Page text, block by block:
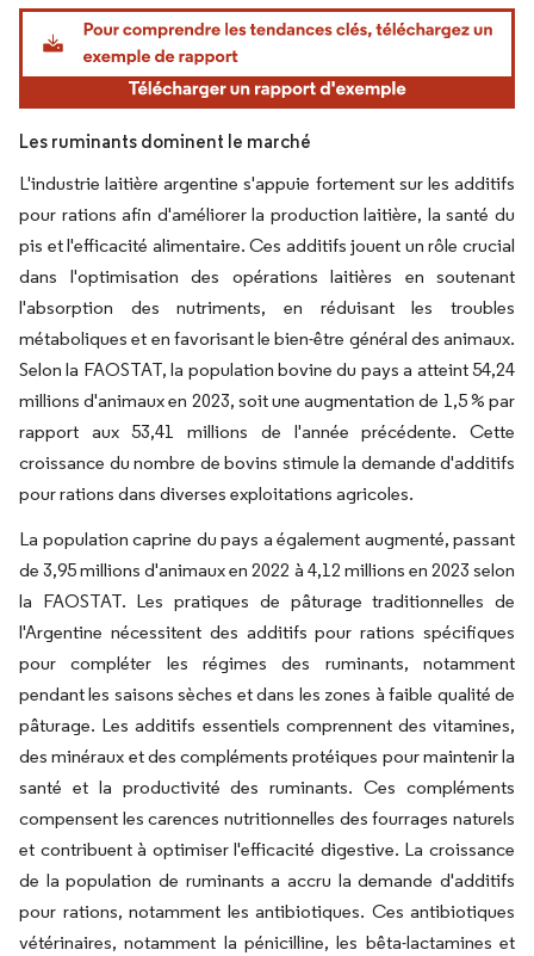
Image © Mordor Intelligence. La réutilisation nécessite une attribution sous CC BY
Les ruminants dominent le marché
L'industrie laitière argentine s'appuie fortement sur les additifs
pour rations afin d'améliorer la production laitière, la santé du
pis et l'efficacité alimentaire. Ces additifs jouent un rôle crucial
dans l'optimisation des opérations laitières en soutenant
l'absorption des nutriments, en réduisant les troubles
métaboliques et en favorisant le bien-être général des animaux.
Selon la FAOSTAT, la population bovine du pays a atteint 54,24
millions d'animaux en 2023, soit une augmentation de 1,5 % par
rapport aux 53,41 millions de l'année précédente. Cette
croissance du nombre de bovins stimule la demande d'additifs
pour rations dans diverses exploitations agricoles.
La population caprine du pays a également augmenté, passant
de 3,95 millions d'animaux en 2022 à 4,12 millions en 2023 selon
la FAOSTAT. Les pratiques de pâturage traditionnelles de
l'Argentine nécessitent des additifs pour rations spécifiques
pour compléter les régimes des ruminants, notamment
pendant les saisons sèches et dans les zones à faible qualité de
pâturage. Les additifs essentiels comprennent des vitamines,
des minéraux et des compléments protéiques pour maintenir la
santé et la productivité des ruminants. Ces compléments
compensent les carences nutritionnelles des fourrages naturels
et contribuent à optimiser l'efficacité digestive. La croissance
de la population de ruminants a accru la demande d'additifs
pour rations, notamment les antibiotiques. Ces antibiotiques
vétérinaires, notamment la pénicilline, les bêta-lactamines et